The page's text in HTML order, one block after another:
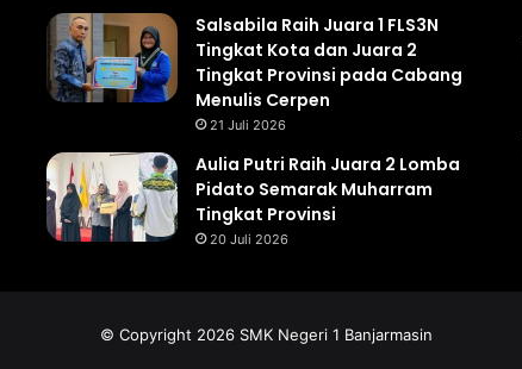
Salsabila Raih Juara 1 FLS3N
Tingkat Kota dan Juara 2
Tingkat Provinsi pada Cabang
Menulis Cerpen
21 Juli 2026
Aulia Putri Raih Juara 2 Lomba
Pidato Semarak Muharram
Tingkat Provinsi
20 Juli 2026
© Copyright 2026 SMK Negeri 1 Banjarmasin